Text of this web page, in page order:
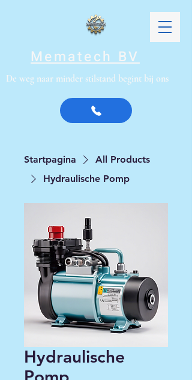
Mematech BV
De weg naar minder stilstand begint bij ons
Startpagina
All Products
Hydraulische Pomp
Hydraulische